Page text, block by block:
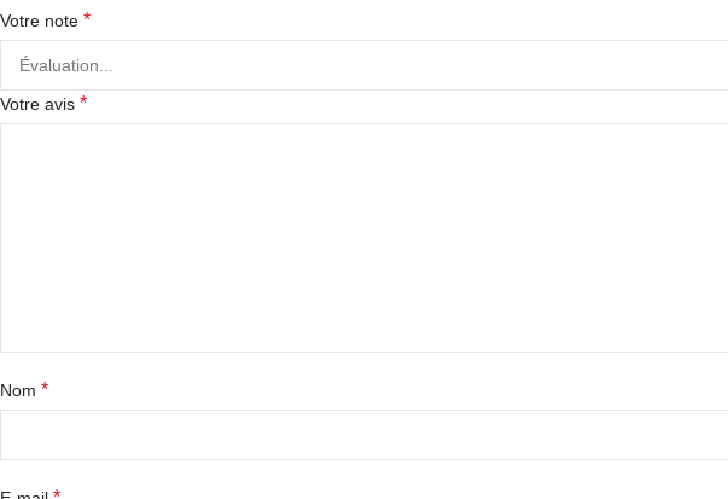
Votre note *
Votre avis *
Nom *